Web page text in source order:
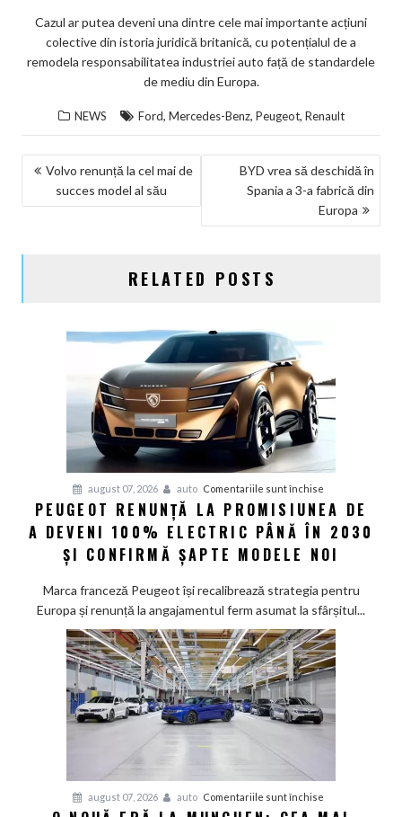
Cazul ar putea deveni una dintre cele mai importante acțiuni
colective din istoria juridică britanică, cu potențialul de a
remodela responsabilitatea industriei auto față de standardele
de mediu din Europa.
NEWS Ford, Mercedes-Benz, Peugeot, Renault
NAVIGARE
Volvo renunță la cel mai de
succes model al său
BYD vrea să deschidă în
Spania a 3-a fabrică din
Europa
RELATED POSTS
august 07, 2026 auto Comentariile sunt închise
Peugeot
renunță
la
de
a
100%
electric
până
2030
șapte
PEUGEOT RENUNȚĂ LA PROMISIUNEA DE
A DEVENI 100% ELECTRIC PÂNĂ ÎN 2030
ȘI CONFIRMĂ ȘAPTE MODELE NOI
Marca franceză Peugeot își recalibrează strategia pentru
Europa și renunță la angajamentul ferm asumat la sfârșitul...
august 07, 2026 auto Comentariile sunt închise